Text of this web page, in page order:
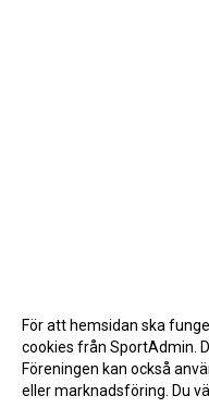
För att hemsidan ska
cookies från SportAdmin.
Föreningen kan också
eller marknadsföring. Du